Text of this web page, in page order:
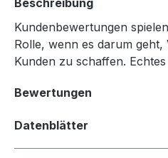
Beschreibung
Kundenbewertungen
Rolle, wenn es darum
Kunden zu schaffen.
Bewertungen
Datenblätter